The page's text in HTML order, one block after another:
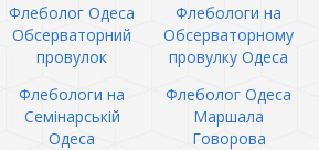
Флеболог Одеса
Обсерваторний
провулок
Флебологи на
Обсерваторному
провулку Одеса
Флебологи на
Семінарській
Одеса
Флеболог Одеса
Маршала
Говорова